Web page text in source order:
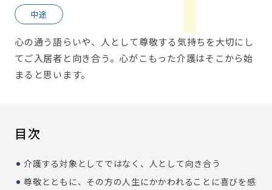
中途
心の通う語らいや、人として尊敬する気持ちを大切にし
てご入居者と向き合う。心がこもった介護はそこから始
まると思います。
目次
介護する対象としてではなく、人として向き合う
尊敬とともに、その方の人生にかかわれることに喜びを感